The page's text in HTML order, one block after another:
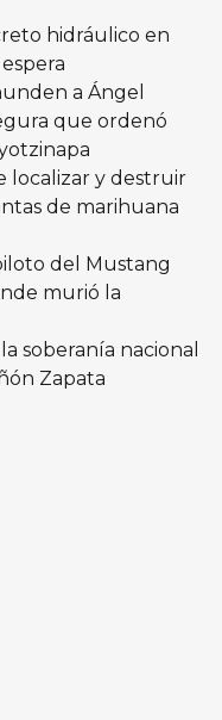
hidráulico en
a Ángel
que ordenó
localizar y destruir
de marihuana
del Mustang
murió la
soberanía nacional
Zapata